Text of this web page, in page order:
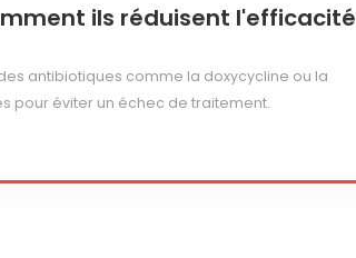
ils réduisent l'efficacité
antibiotiques comme la doxycycline ou la
pour éviter un échec de traitement.